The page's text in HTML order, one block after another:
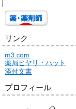
リンク
m3.com
薬局ヒヤリ・ハット
添付文書
プロフィール